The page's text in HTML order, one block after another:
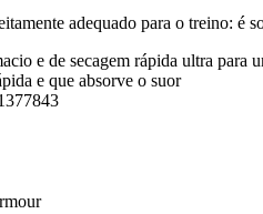
adequado para o treino: é
e de secagem rápida ultra para
e que absorve o suor